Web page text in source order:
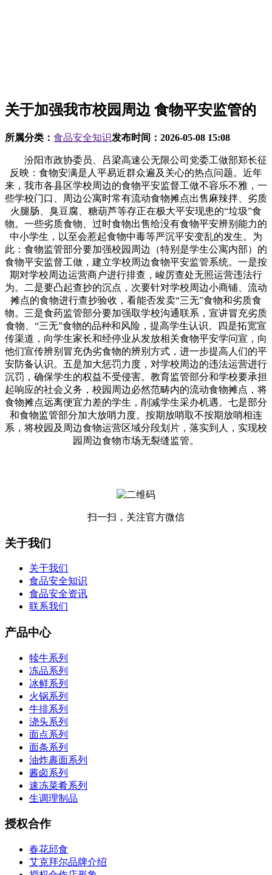
关于加强我市校园周边 食物平安监管的
所属分类： 食品安全知识发布时间： 2026-05-08 15:08
汾阳市政协委员、吕梁高速公无限公司党委工做部郑长征
反映：食物安满是人平易近群众遍及关心的热点问题。近年
来，我市各县区学校周边的食物平安监督工做不容乐不雅，一
些学校门口、周边公寓时常有流动食物摊点出售麻辣拌、劣质
火腿肠、臭豆腐、糖葫芦等存正在极大平安现患的“垃圾”食
物。一些劣质食物、过时食物出售给没有食物平安辨别能力的
中小学生，以至会惹起食物中毒等严沉平安变乱的发生。为
此：食物监管部分要加强校园周边（特别是学生公寓内部）的
食物平安监督工做，建立学校周边食物平安监管系统。一是按
期对学校周边运营商户进行排查，峻厉查处无照运营违法行
为。二是要凸起查抄的沉点，次要针对学校周边小商铺、流动
摊点的食物进行查抄验收，看能否发卖“三无”食物和劣质食
物。三是食药监管部分要加强取学校沟通联系，宣讲冒充劣质
食物、“三无”食物的品种和风险，提高学生认识。四是拓宽宣
传渠道，向学生家长和经停业从发放相关食物平安学问宣，向
他们宣传辨别冒充伪劣食物的辨别方式，进一步提高人们的平
安防备认识。五是加大惩罚力度，对学校周边的违法运营进行
沉罚，确保学生的权益不受侵害。教育监管部分和学校要承担
起响应的社会义务，校园周边必然范畴内的流动食物摊点，将
食物摊点远离便宜力差的学生，削减学生采办机遇。七是部分
和食物监管部分加大放哨力度。按期放哨取不按期放哨相连
系，将校园及周边食物运营区域分段划片，落实到人，实现校
园周边食物市场无裂缝监管。
扫一扫，关注官方微信
关于我们
关于我们
食品安全知识
食品安全资讯
联系我们
产品中心
犊牛系列
冻品系列
冰鲜系列
火锅系列
牛排系列
浇头系列
面点系列
面条系列
油炸裹面系列
酱卤系列
速冻菜肴系列
生调理制品
授权合作
春花邱食
艾克拜尔品牌介绍